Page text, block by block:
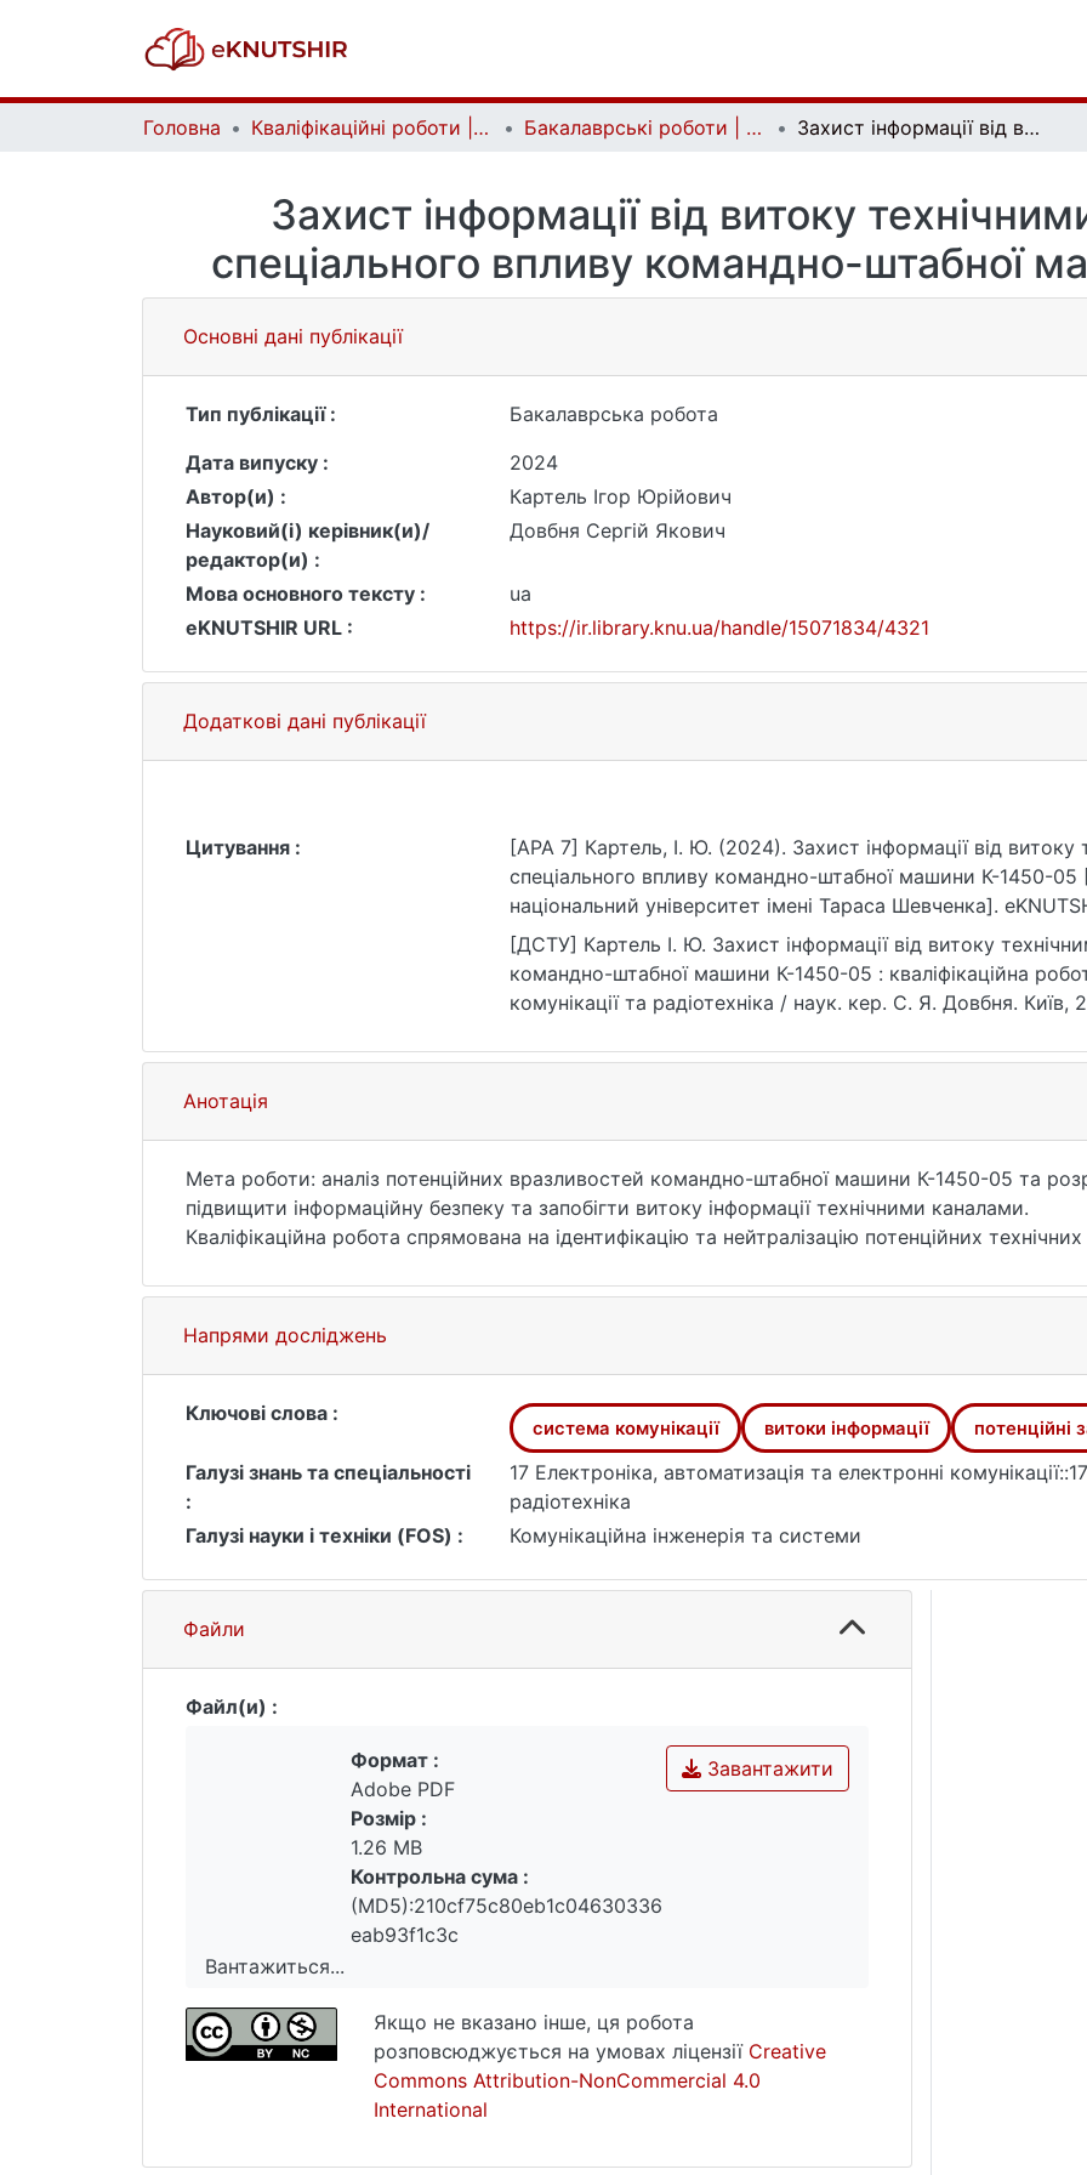
Головна Кваліфікаційні роботи | Qualifying works Бакалаврські роботи | Bachelor theses Захист інформації від витоку технічними каналами та спеціального впливу командно-штабної машини К-1450-05
Захист інформації від витоку
спеціального впливу командно-штабної
Основні дані публікації
Тип публікації :
Бакалаврська робота
Дата випуску :
2024
Автор(и) :
Картель Ігор Юрійович
Науковий(і) керівник(и)/
редактор(и) :
Довбня Сергій Якович
Мова основного тексту :
ua
eKNUTSHIR URL :
https://ir.library.knu.ua/handle/15071834/4321
Додаткові дані публікації
Цитування :
[APA 7] Картель, І. Ю. (2024). Захист інформації від
спеціального впливу командно-штабної машини К-1450-05
національний університет імені Тараса Шевченка].
https://ir.library.knu.ua/handle/15071834/4321
[ДСТУ] Картель І. Ю. Захист інформації від витоку
командно-штабної машини К-1450-05 : кваліфікаційна
комунікації та радіотехніка / наук. кер. С. Я. Довбня. Київ,
Анотація
Мета роботи: аналіз потенційних вразливостей командно-штабної машини К-1450-05 та
підвищити інформаційну безпеку та запобігти витоку інформації технічними каналами.
Кваліфікаційна робота спрямована на ідентифікацію та нейтралізацію потенційних технічних
У рамках дослідження було проведено аналіз існуючих захисних механізмів машини, оцінено
обладнання, а також розроблено додаткові технічні та програмні заходи для підвищення
охоплювало фізичні, технічні та оперативні аспекти безпеки, інтеграцію сучасних
моніторингу.
Основні досягнення:
Розробка рекомедацій захисту: Створена система включає рішення для блокування
ТКВІ), захисту від спеціального впливу (далі СВ, для електромагнітних сигналів – ЕМІ) та
Виявлення та усунення вразливостей: Ідентифіковано критичні слабкі місця в системах
розроблено методи їх нейтралізації.
Напрями досліджень
Ключові слова :
система комунікації витоки інформації потенційні
Галузі знань та спеціальності
:
17 Електроніка, автоматизація та електронні
радіотехніка
Галузі науки і техніки (FOS) :
Комунікаційна інженерія та системи
Файли
Файл(и) :
Вантажиться...
Вантажиться...
Завантажити
Формат :
Adobe PDF
Розмір :
1.26 MB
Контрольна сума :
(MD5):210cf75c80eb1c04630336
eab93f1c3c
Якщо не вказано інше, ця робота
розповсюджується на умовах ліцензії Creative
Commons Attribution-NonCommercial 4.0
International